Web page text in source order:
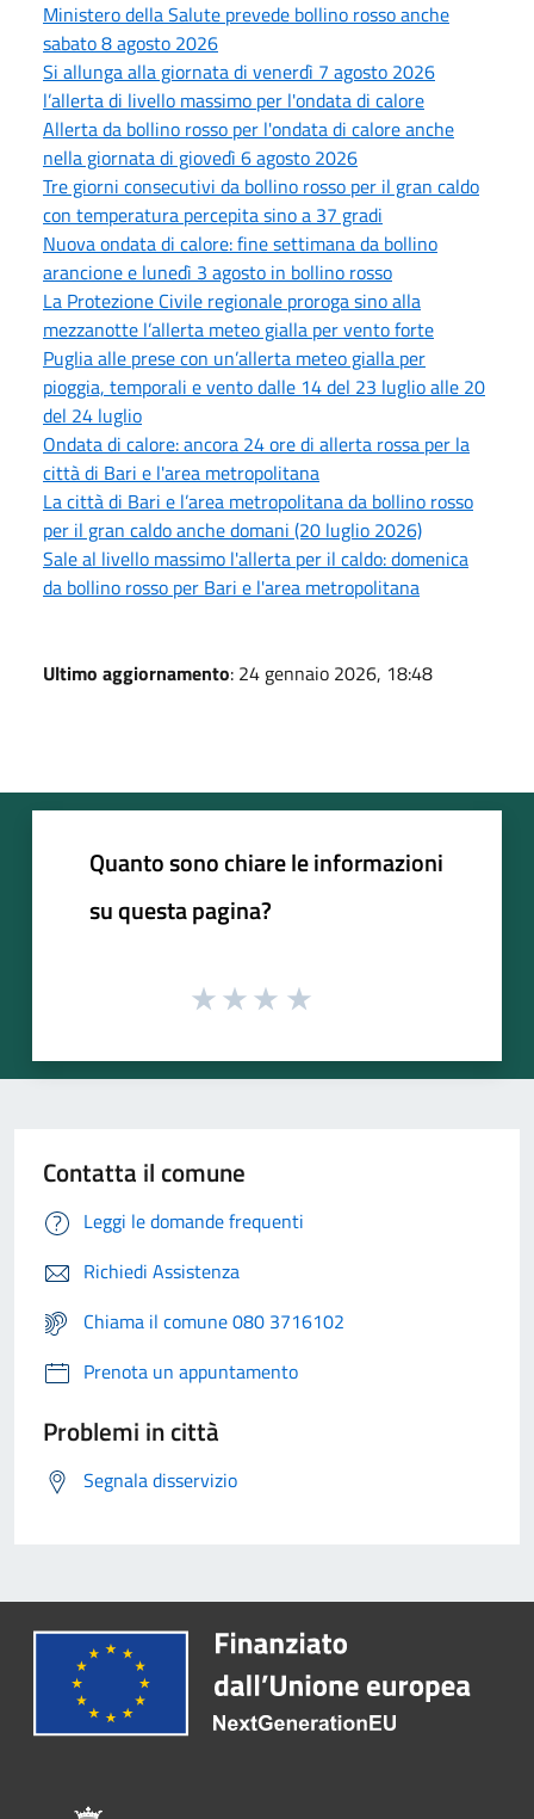
Ministero della Salute prevede bollino rosso anche
sabato 8 agosto 2026
Si allunga alla giornata di venerdì 7 agosto 2026
l’allerta di livello massimo per l'ondata di calore
Allerta da bollino rosso per l'ondata di calore anche
nella giornata di giovedì 6 agosto 2026
Tre giorni consecutivi da bollino rosso per il gran caldo
con temperatura percepita sino a 37 gradi
Nuova ondata di calore: fine settimana da bollino
arancione e lunedì 3 agosto in bollino rosso
La Protezione Civile regionale proroga sino alla
mezzanotte l’allerta meteo gialla per vento forte
Puglia alle prese con un’allerta meteo gialla per
pioggia, temporali e vento dalle 14 del 23 luglio alle 20
del 24 luglio
Ondata di calore: ancora 24 ore di allerta rossa per la
città di Bari e l'area metropolitana
La città di Bari e l’area metropolitana da bollino rosso
per il gran caldo anche domani (20 luglio 2026)
Sale al livello massimo l'allerta per il caldo: domenica
da bollino rosso per Bari e l'area metropolitana
Ultimo aggiornamento: 24 gennaio 2026, 18:48
Quanto sono chiare le informazioni
su questa pagina?
Contatta il comune
Leggi le domande frequenti
Richiedi Assistenza
Chiama il comune 080 3716102
Prenota un appuntamento
Problemi in città
Segnala disservizio